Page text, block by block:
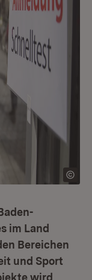
im Land
Bereichen
und Sport
wird